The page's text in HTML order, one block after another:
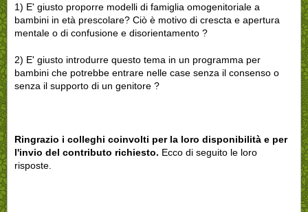
1) E' giusto proporre modelli di famiglia omogenitoriale a
bambini in età prescolare? Ciò è motivo di crescta e apertura
mentale o di confusione e disorientamento ?
2) E' giusto introdurre questo tema in un programma per
bambini che potrebbe entrare nelle case senza il consenso o
senza il supporto di un genitore ?
Ringrazio i colleghi coinvolti per la loro disponibilità e per
l'invio del contributo richiesto. Ecco di seguito le loro
risposte.